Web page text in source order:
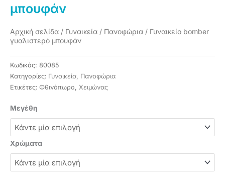
μπουφάν
Αρχική σελίδα / Γυναικεία / Πανοφώρια / Γυναικείο bomber
γυαλιστερό μπουφάν
Κωδικός: 80085
Κατηγορίες: Γυναικεία Πανοφώρια
Ετικέτες: Φθινόπωρο Χειμώνας
Μεγέθη
Χρώματα
Γυναικείο
bomber
γυαλιστερό
μπουφάν